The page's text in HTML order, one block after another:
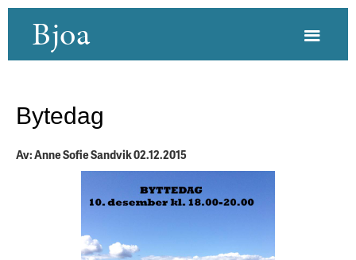
Bjoa
Bytedag
Av: Anne Sofie Sandvik 02.12.2015